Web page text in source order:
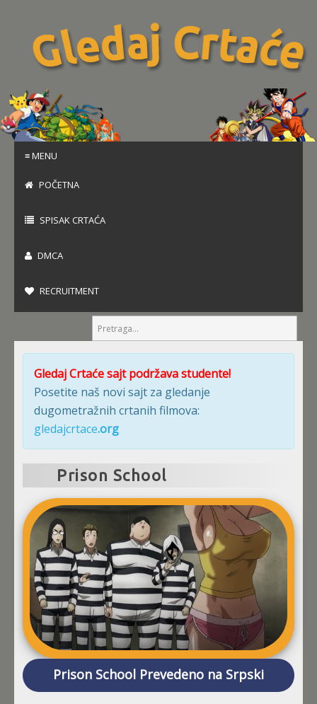
≡ MENU
POČETNA
SPISAK CRTAĆA
DMCA
RECRUITMENT
Gledaj Crtaće sajt podržava studente!
Posetite naš novi sajt za gledanje
dugometražnih crtanih filmova:
gledajcrtace.org
Prison School
Prison School Prevedeno na Srpski